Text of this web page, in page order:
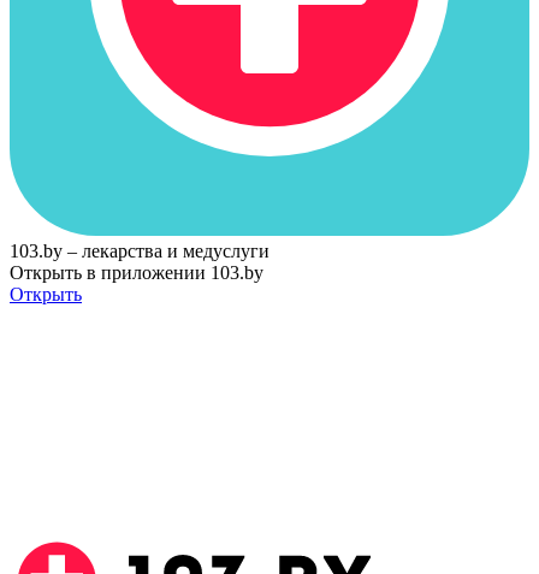
103.by – лекарства и медуслуги
Открыть в приложении 103.by
Открыть